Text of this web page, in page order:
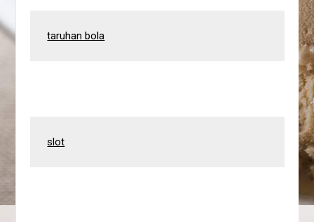
taruhan bola
slot